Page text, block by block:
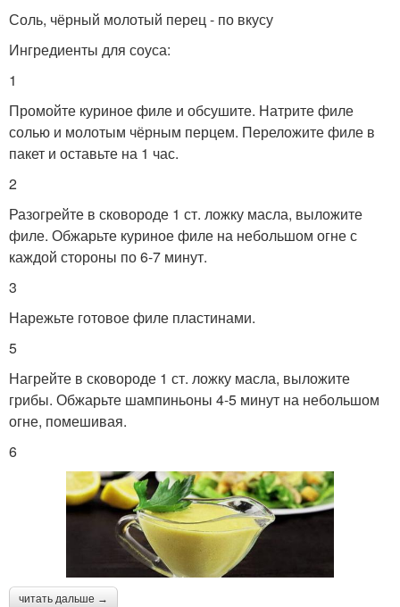
Соль, чёрный молотый перец - по вкусу
Ингредиенты для соуса:
1
Промойте куриное филе и обсушите. Натрите филе
солью и молотым чёрным перцем. Переложите филе в
пакет и оставьте на 1 час.
2
Разогрейте в сковороде 1 ст. ложку масла, выложите
филе. Обжарьте куриное филе на небольшом огне с
каждой стороны по 6-7 минут.
3
Нарежьте готовое филе пластинами.
5
Нагрейте в сковороде 1 ст. ложку масла, выложите
грибы. Обжарьте шампиньоны 4-5 минут на небольшом
огне, помешивая.
6
читать дальше →